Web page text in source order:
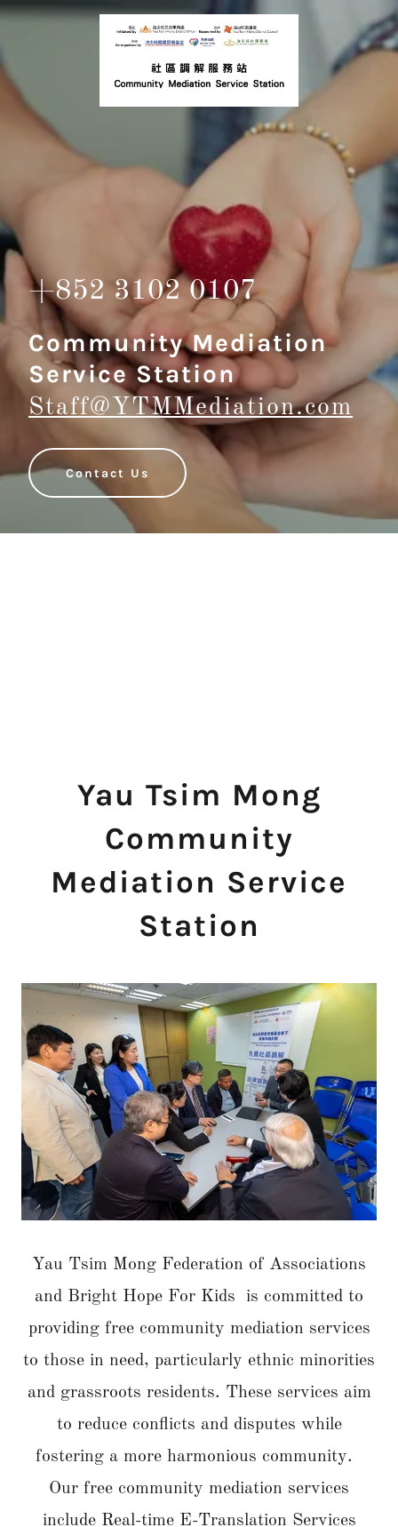
+852 3102 0107
Community Mediation
Service Station
Staff@YTMMediation.com
Contact Us
Yau Tsim Mong
Community
Mediation Service
Station
Yau Tsim Mong Federation of Associations
and Bright Hope For Kids is committed to
providing free community mediation services
to those in need, particularly ethnic minorities
and grassroots residents. These services aim
to reduce conflicts and disputes while
fostering a more harmonious community.
Our free community mediation services
include Real-time E-Translation Services